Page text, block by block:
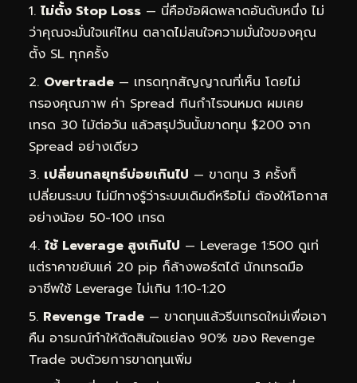
ไม่ตั้ง Stop Loss — นี่คือข้อผิดพลาดอันดับหนึ่ง ไม่
ว่าคุณจะมั่นใจแค่ไหน ตลาดไม่สนใจความมั่นใจของคุณ
ตั้ง SL ทุกครั้ง
Overtrade — เทรดทุกสัญญาณที่เห็น โดยไม่
กรองคุณภาพ ค่า Spread กินกำไรจนหมด ผมเคย
เทรด 30 ไม้ต่อวัน แล้วสรุปวันนั้นขาดทุน $200 จาก
Spread อย่างเดียว
เปลี่ยนกลยุทธ์บ่อยเกินไป — ขาดทุน 3 ครั้งก็
เปลี่ยนระบบ ไม่มีทางรู้ว่าระบบเดิมดีหรือไม่ ต้องให้โอกาส
อย่างน้อย 50-100 เทรด
ใช้ Leverage สูงเกินไป — Leverage 1:500 ดูเท่
แต่ราคาขยับแค่ 20 pip ก็ล้างพอร์ตได้ นักเทรดมือ
อาชีพใช้ Leverage ไม่เกิน 1:10-1:20
Revenge Trade — ขาดทุนแล้วรีบเทรดใหม่เพื่อเอา
คืน อารมณ์ทำให้ตัดสินใจแย่ลง 90% ของ Revenge
Trade จบด้วยการขาดทุนเพิ่ม